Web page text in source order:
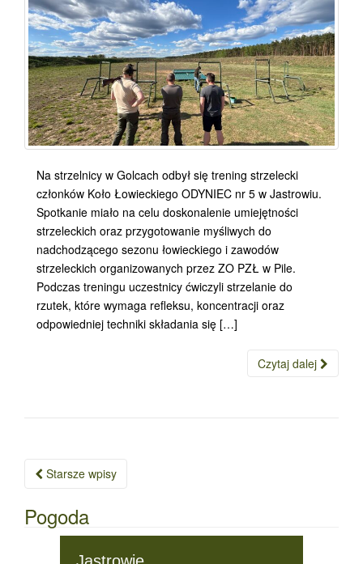
Na strzelnicy w Golcach odbył się trening strzelecki
członków Koło Łowieckiego ODYNIEC nr 5 w Jastrowiu.
Spotkanie miało na celu doskonalenie umiejętności
strzeleckich oraz przygotowanie myśliwych do
nadchodzącego sezonu łowieckiego i zawodów
strzeleckich organizowanych przez ZO PZŁ w Pile.
Podczas treningu uczestnicy ćwiczyli strzelanie do
rzutek, które wymaga refleksu, koncentracji oraz
odpowiedniej techniki składania się […]
Czytaj dalej
Nawigacja po wpisach
Starsze wpisy
Pogoda